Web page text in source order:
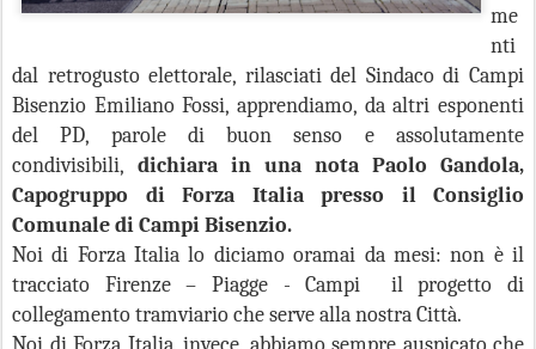
me
nti
dal retrogusto elettorale, rilasciati del Sindaco di Campi
Bisenzio Emiliano Fossi, apprendiamo, da altri esponenti
del PD, parole di buon senso e assolutamente
condivisibili, dichiara in una nota Paolo Gandola,
Capogruppo di Forza Italia presso il Consiglio
Comunale di Campi Bisenzio.
Noi di Forza Italia lo diciamo oramai da mesi: non è il
tracciato Firenze – Piagge - Campi il progetto di
collegamento tramviario che serve alla nostra Città.